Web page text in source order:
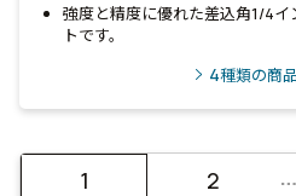
強度と精度に優れた差込角1/4
トです。
4種類の商
1 2 …